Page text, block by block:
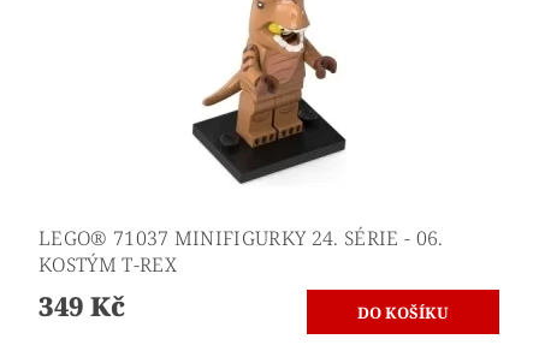
LEGO® 71037 MINIFIGURKY 24. SÉRIE - 06.
KOSTÝM T-REX
349 Kč